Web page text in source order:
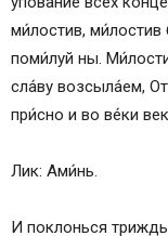
ми́лостив,
поми́луй ны.
сла́ву возсыла́ем,
при́сно и во ве́ки
Лик: Ами́нь.
И поклонься